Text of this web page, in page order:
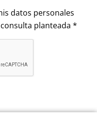
datos personales
planteada *